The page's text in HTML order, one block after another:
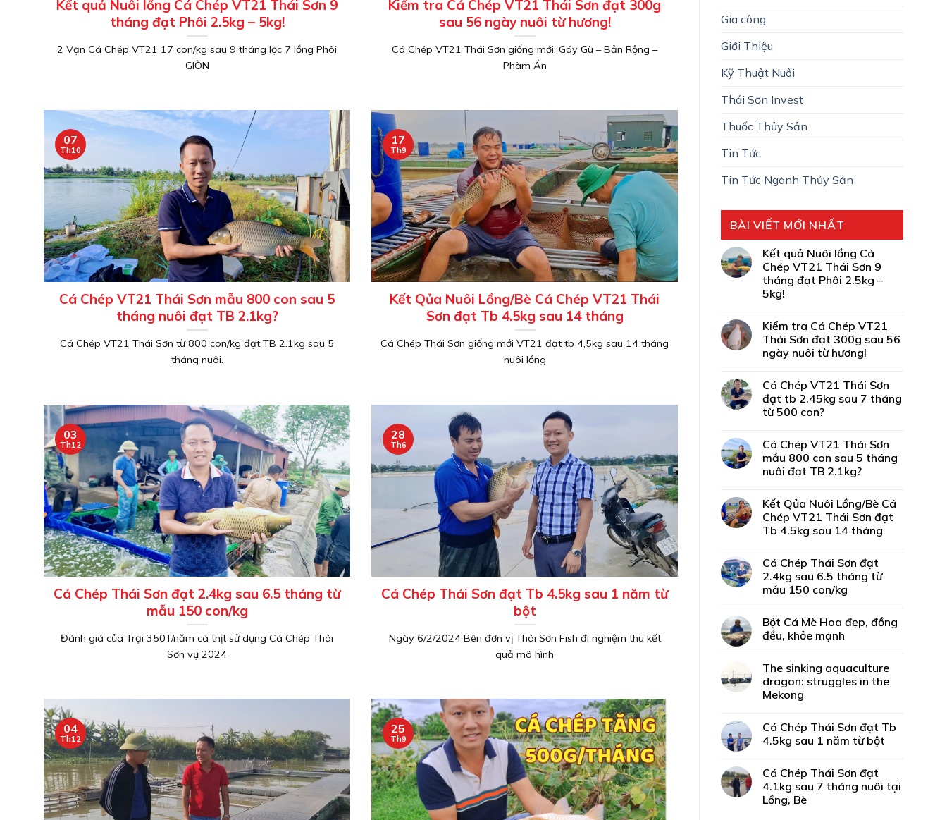
Kết quả Nuôi lồng Cá Chép VT21 Thái Sơn 9
tháng đạt Phôi 2.5kg – 5kg!
2 Vạn Cá Chép VT21 17 con/kg sau 9 tháng lọc 7 lồng Phôi
GIÒN
Kiểm tra Cá Chép VT21 Thái Sơn đạt 300g
sau 56 ngày nuôi từ hương!
Cá Chép VT21 Thái Sơn giống mới: Gáy Gù – Bản Rộng –
Phàm Ăn
Cá Chép VT21 Thái Sơn mẫu 800 con sau 5
tháng nuôi đạt TB 2.1kg?
Cá Chép VT21 Thái Sơn từ 800 con/kg đạt TB 2.1kg sau 5
tháng nuôi.
07
Th10
Kết Qủa Nuôi Lồng/Bè Cá Chép VT21 Thái
Sơn đạt Tb 4.5kg sau 14 tháng
Cá Chép Thái Sơn giống mới VT21 đạt tb 4,5kg sau 14 tháng
nuôi lồng
17
Th9
Cá Chép Thái Sơn đạt 2.4kg sau 6.5 tháng từ
mẫu 150 con/kg
Đánh giá của Trại 350T/năm cá thịt sử dụng Cá Chép Thái
Sơn vụ 2024
03
Th12
Cá Chép Thái Sơn đạt Tb 4.5kg sau 1 năm từ
bột
Ngày 6/2/2024 Bên đơn vị Thái Sơn Fish đi nghiệm thu kết
quả mô hình
28
Th6
04
Th12
25
Th9
Gia công
Giới Thiệu
Kỹ Thuật Nuôi
Thái Sơn Invest
Thuốc Thủy Sản
Tin Tức
Tin Tức Ngành Thủy Sản
BÀI VIẾT MỚI NHẤT
Kết quả Nuôi lồng Cá
Chép VT21 Thái Sơn 9
tháng đạt Phôi 2.5kg –
5kg!
Kiểm tra Cá Chép VT21
Thái Sơn đạt 300g sau 56
ngày nuôi từ hương!
Cá Chép VT21 Thái Sơn
đạt tb 2.45kg sau 7 tháng
từ 500 con?
Cá Chép VT21 Thái Sơn
mẫu 800 con sau 5 tháng
nuôi đạt TB 2.1kg?
Kết Qủa Nuôi Lồng/Bè Cá
Chép VT21 Thái Sơn đạt
Tb 4.5kg sau 14 tháng
Cá Chép Thái Sơn đạt
2.4kg sau 6.5 tháng từ
mẫu 150 con/kg
Bột Cá Mè Hoa đẹp, đồng
đều, khỏe mạnh
The sinking aquaculture
dragon: struggles in the
Mekong
Cá Chép Thái Sơn đạt Tb
4.5kg sau 1 năm từ bột
Cá Chép Thái Sơn đạt
4.1kg sau 7 tháng nuôi tại
Lồng, Bè